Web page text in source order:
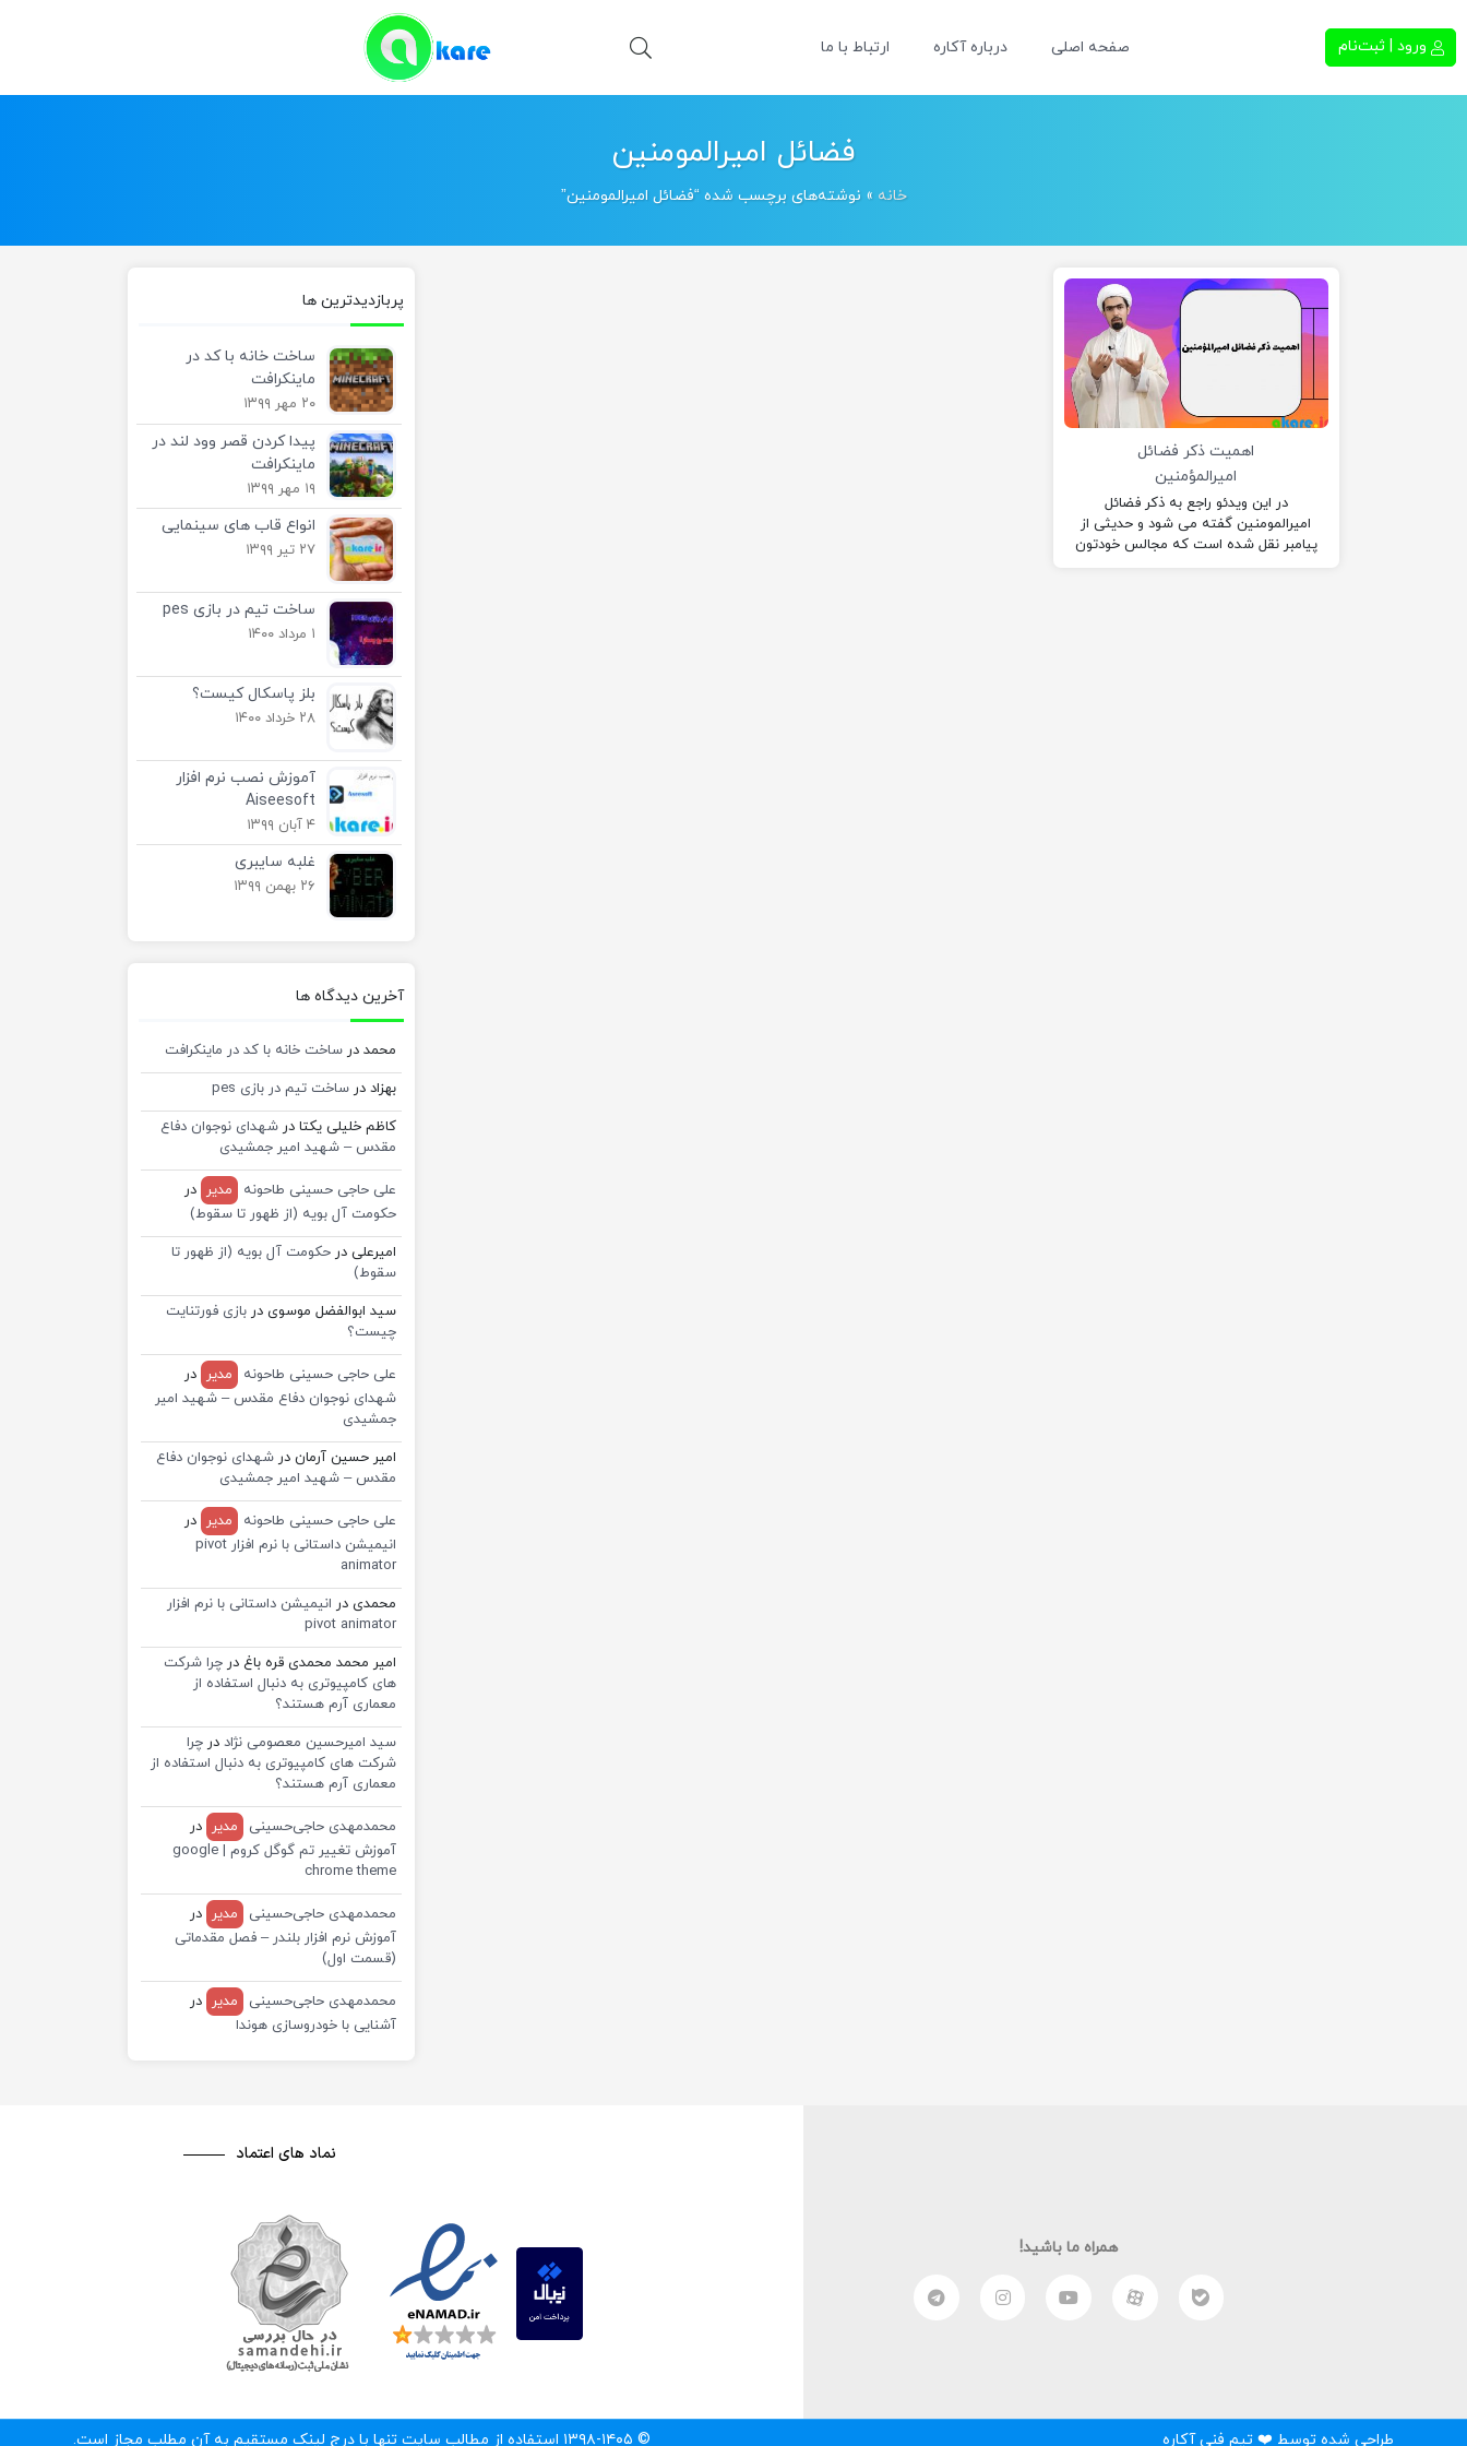
ورود | ثبت‌نام صفحه اصلی درباره آکاره ارتباط با ما
فضائل امیرالمومنین
خانه » نوشته‌های برچسب شده “فضائل امیرالمومنین”
اهمیت ذکر فضائل
امیرالمؤمنین
در این ویدئو راجع به ذکر فضائل
امیرالمومنین گفته می شود و حدیثی از
پیامبر نقل شده است که مجالس خودتون
پربازدیدترین ها
ساخت خانه با کد در
ماینکرافت
۲۰ مهر ۱۳۹۹
پیدا کردن قصر وود لند در
ماینکرافت
۱۹ مهر ۱۳۹۹
انواع قاب های سینمایی
۲۷ تیر ۱۳۹۹
ساخت تیم در بازی pes
۱ مرداد ۱۴۰۰
بلز پاسکال کیست؟
۲۸ خرداد ۱۴۰۰
آموزش نصب نرم افزار
Aiseesoft
۴ آبان ۱۳۹۹
غلبه سایبری
۲۶ بهمن ۱۳۹۹
آخرین دیدگاه ها
محمد درساخت خانه با کد در ماینکرافت
بهزاد درساخت تیم در بازی pes
کاظم خلیلی یکتا درشهدای نوجوان دفاع
مقدس – شهید امیر جمشیدی
علی حاجی حسینی طاحونه مدیر
در
حکومت آل بویه (از ظهور تا سقوط)
امیرعلی درحکومت آل بویه (از ظهور تا
سقوط)
سید ابوالفضل موسوی دربازی فورتنایت
چیست؟
علی حاجی حسینی طاحونه مدیر
در
شهدای نوجوان دفاع مقدس – شهید امیر
جمشیدی
امیر حسین آرمان درشهدای نوجوان دفاع
مقدس – شهید امیر جمشیدی
علی حاجی حسینی طاحونه مدیر
در
انیمیشن داستانی با نرم افزار pivot
animator
محمدی در انیمیشن داستانی با نرم افزار
pivot animator
امیر محمد محمدی قره باغ درچرا شرکت
های کامپیوتری به دنبال استفاده از
معماری آرم هستند؟
سید امیرحسین معصومی نژاد درچرا
شرکت های کامپیوتری به دنبال استفاده از
معماری آرم هستند؟
محمدمهدی حاجی‌حسینی مدیر
در
آموزش تغییر تم گوگل کروم | google
chrome theme
محمدمهدی حاجی‌حسینی مدیر
در
آموزش نرم افزار بلندر – فصل مقدماتی
(قسمت اول)
محمدمهدی حاجی‌حسینی مدیر
در
آشنایی با خودروسازی هوندا
همراه ما باشید!
نماد های اعتماد
طراحی شده توسط ❤️ تیم فنی آکاره © ۱۳۹۸-۱۴۰۵ استفاده از مطالب سایت تنها با درج لینک مستقیم به آن مطلب مجاز است.‌